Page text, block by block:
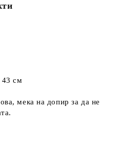
43 см
мека на допир за да не